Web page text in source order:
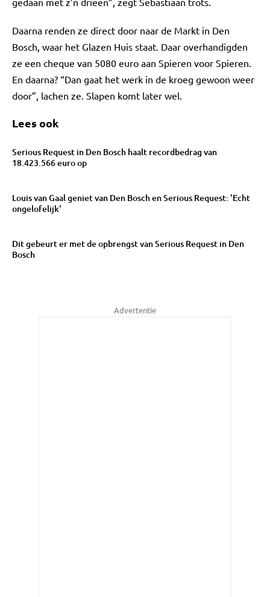
Daarna renden ze direct door naar de Markt in Den
Bosch, waar het Glazen Huis staat. Daar overhandigden
ze een cheque van 5080 euro aan Spieren voor Spieren.
En daarna? “Dan gaat het werk in de kroeg gewoon weer
door”, lachen ze. Slapen komt later wel.
Lees ook
Serious Request in Den Bosch haalt recordbedrag van
18.423.566 euro op
Louis van Gaal geniet van Den Bosch en Serious Request: 'Echt
ongelofelijk'
Dit gebeurt er met de opbrengst van Serious Request in Den
Bosch
Advertentie